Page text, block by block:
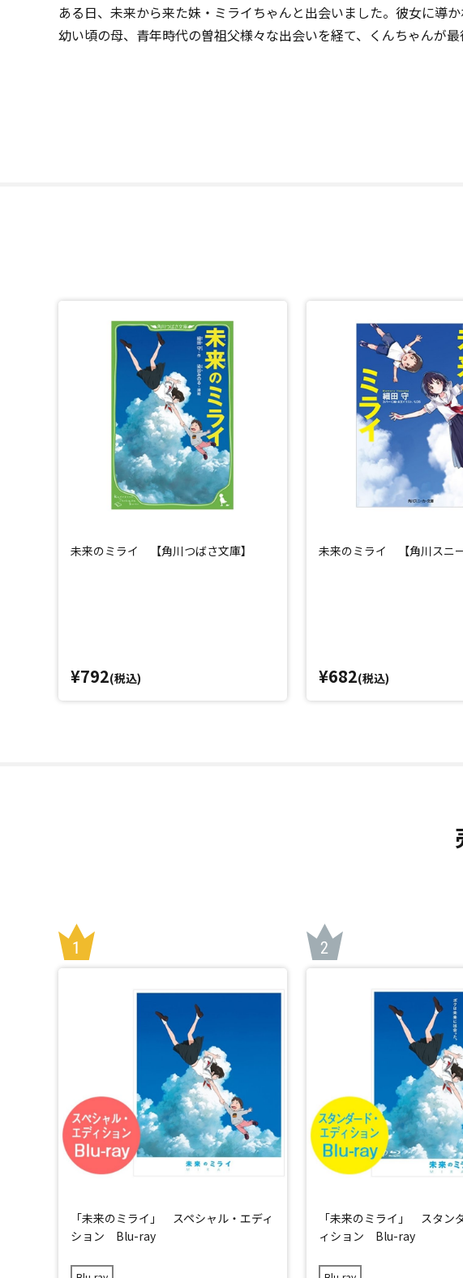
ある日、未来から来た妹・ミライちゃんと出会いました。彼女に導か
幼い頃の母、青年時代の曽祖父――様々な出会いを経て、くんちゃんが
未来のミライ 【角川つばさ文庫】
¥792(税込)
未来のミライ 【角川スニー
¥682(税込)
「未来のミライ」 スペシャル・エディ
ション Blu-ray
「未来のミライ」 スタン
ィション Blu-ray